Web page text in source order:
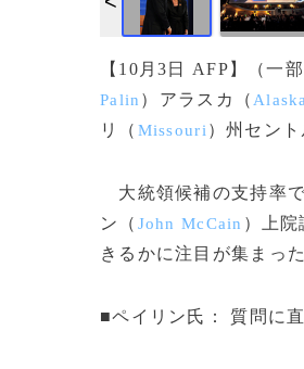
【10月3日 AFP】（一
Palin ）アラスカ（ Alaska
リ（ Missouri ）州セン
大統領候補の支持率
ン（ John McCain ）上
きるかに注目が集まっ
■ペイリン氏： 質問に